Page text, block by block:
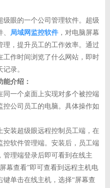
眼的一个公司管理软件。超级
局域网监控软件 ，对电脑屏幕
理，提升员工的工作效率。通过
工作时间浏览了什么网站，即时
录。
能介绍：
一个桌面上实现对多个被控端
控公司员工的电脑。具体操作如
装超级眼远程控制员工端，在
控软件管理端。安装后，员工端
管理端登录后即可看到在线主
幕查看”即可查看到远程主机电
单击在线主机，选择“屏幕查